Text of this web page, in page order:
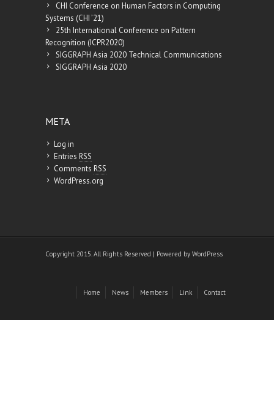
CHI Conference on Human Factors in Computing
Systems (CHI ’21)
25th International Conference on Pattern
Recognition (ICPR2020)
SIGGRAPH Asia 2020 Technical Communications
SIGGRAPH Asia 2020
META
Log in
Entries RSS
Comments RSS
WordPress.org
Copyright 2015. All Rights Reserved | Powered by WordPress
Home News Members Link Contact